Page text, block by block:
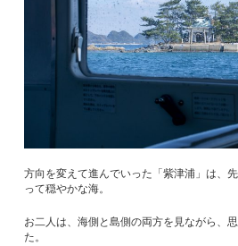
方向を変えて進んでいった「紫津浦」は、
って穏やかな海。
お二人は、海側と島側の両方を見ながら、
た。